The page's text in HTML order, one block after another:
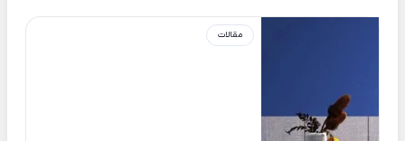
مقالات